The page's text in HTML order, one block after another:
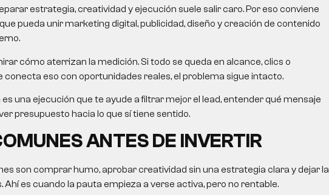
estrategia, creatividad y ejecución suele salir caro. Por eso conviene
pueda unir marketing digital, publicidad, diseño y creación de contenido
cómo aterrizan la medición. Si todo se queda en alcance, clics o
conecta eso con oportunidades reales, el problema sigue intacto.
una ejecución que te ayude a filtrar mejor el lead, entender qué mensaje
presupuesto hacia lo que sí tiene sentido.
ANTES DE INVERTIR
son comprar humo, aprobar creatividad sin una estrategia clara y dejar la
Ahí es cuando la pauta empieza a verse activa, pero no rentable.